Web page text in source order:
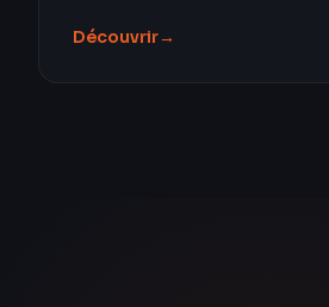
Découvrir→